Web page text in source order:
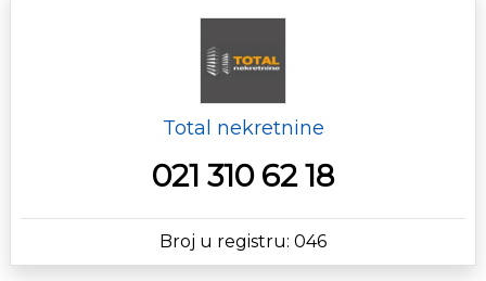
Total nekretnine
021 310 62 18
Broj u registru: 046